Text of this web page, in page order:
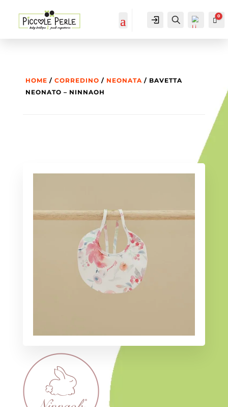
IL MIO
ACCOUNT
ACCOUNT
Cerca...
des
0
HOME / CORREDINO / NEONATA/ BAVETTA
NEONATO – NINNAOH